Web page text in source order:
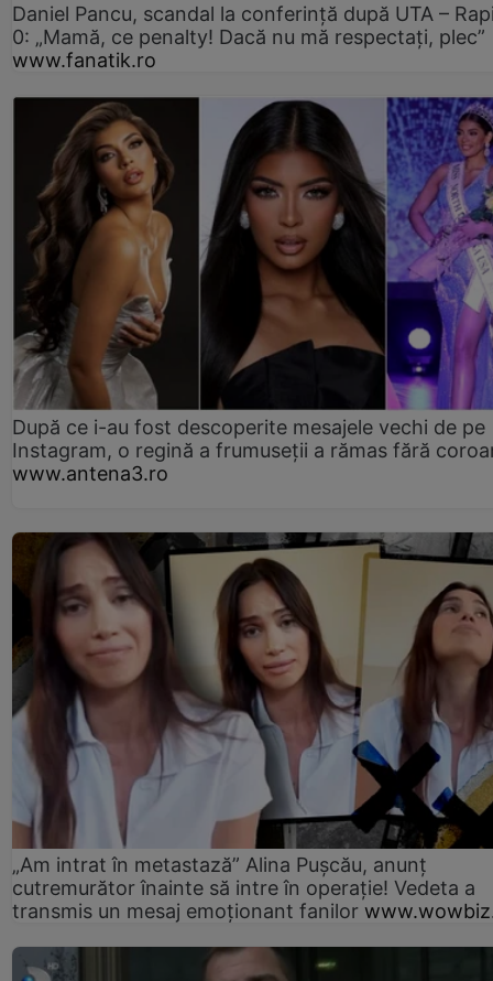
Daniel Pancu, scandal la conferință după UTA –
0: „Mamă, ce penalty! Dacă nu mă respectați, plec”
www.fanatik.ro
După ce i-au fost descoperite mesajele vechi de pe
Instagram, o regină a frumuseții a rămas fără
www.antena3.ro
„Am intrat în metastază” Alina Pușcău, anunț
cutremurător înainte să intre în operație! Vedeta a
transmis un mesaj emoționant fanilor